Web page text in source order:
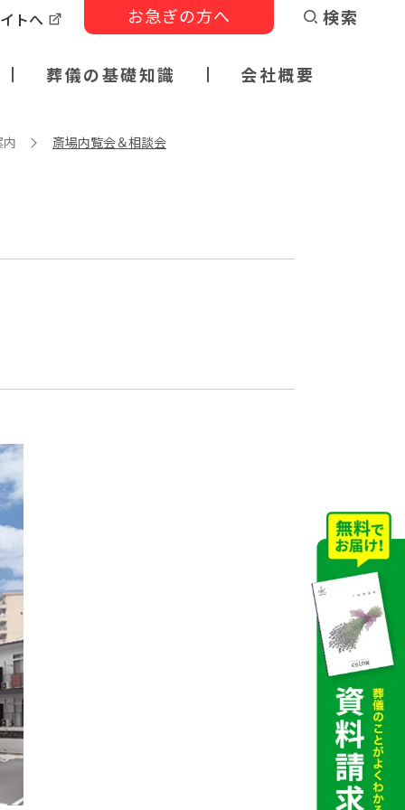
トへ お急ぎの方へ
葬儀の基礎知識 会社概要
検索
斎場内覧会＆相談会